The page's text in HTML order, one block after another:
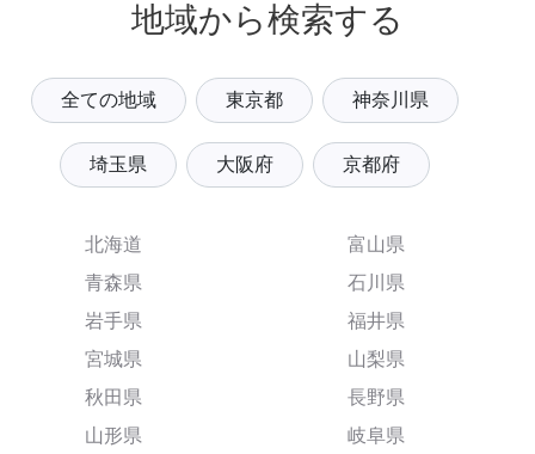
地域から検索する
全ての地域 東京都 神奈川県
埼玉県 大阪府 京都府
北海道
青森県
岩手県
宮城県
秋田県
山形県
富山県
石川県
福井県
山梨県
長野県
岐阜県